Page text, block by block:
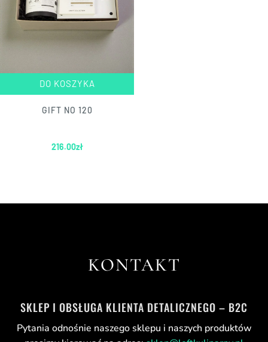
DO KOSZYKA
GIFT NO 120
216.00zł
KONTAKT
SKLEP I OBSŁUGA KLIENTA DETALICZNEGO – B2C
Pytania odnośnie naszego sklepu i naszych produktów